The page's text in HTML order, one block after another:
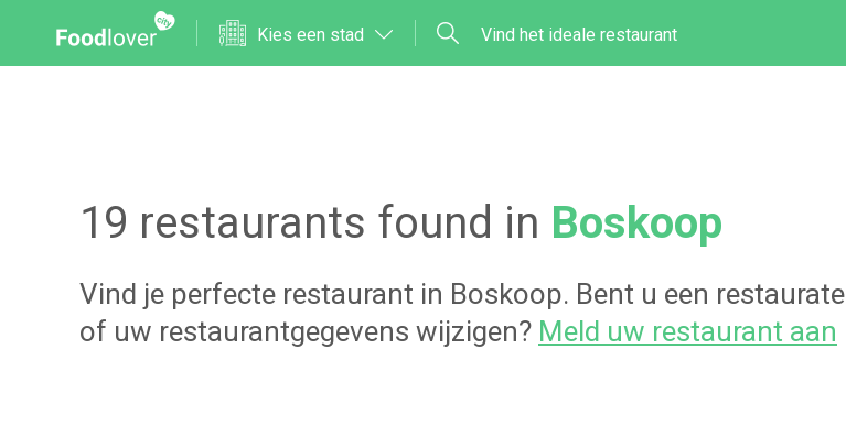
Kies een stad Vind het ideale restaurant
19 restaurants found in Boskoop
Vind je perfecte restaurant in Boskoop. Bent u een
of uw restaurantgegevens wijzigen? Meld uw restaurant aan